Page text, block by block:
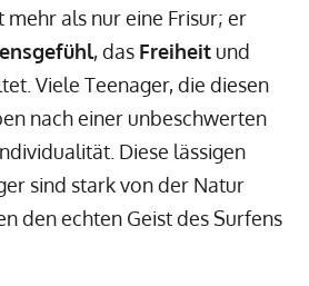
mehr als nur eine Frisur; er
, das Freiheit und
Viele Teenager, die diesen
nach einer unbeschwerten
Diese lässigen
sind stark von der Natur
den echten Geist des Surfens